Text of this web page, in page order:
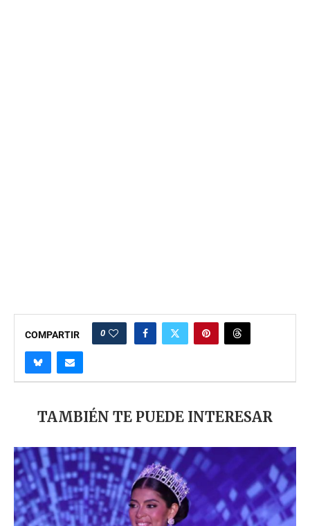
COMPARTIR 0
TAMBIÉN TE PUEDE INTERESAR